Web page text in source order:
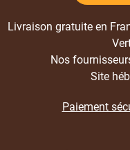
Livraison gratuite en
Nos
Site
Paiement